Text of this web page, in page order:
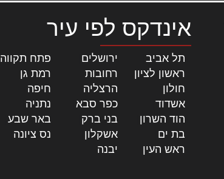
אינדקס לפי עיר
תל אביב ירושלים פתח תקווה
ראשון לציון
רחובות| רמת גן
חולון
הרצליה חיפה
אשדוד
כפר סבא| נתניה
הוד השרון
בני ברק באר שבע
בת ים
אשקלון נס ציונה
ראש העין
יבנה